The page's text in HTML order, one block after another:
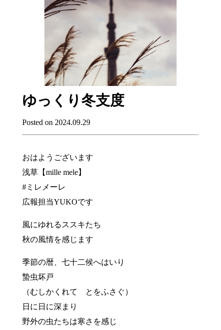
ゆっくり冬支度
Posted on 2024.09.29
おはようございます
浅草【mille mele】
#ミレメーレ
広報担当YUKOです
風にゆれるススキたち
秋の風情を感じます
季節の暦、七十二候へはいり
蟄虫坏戸
（むしかくれて とをふさぐ）
日に日に深まり
野外の虫たちは寒さを感じ